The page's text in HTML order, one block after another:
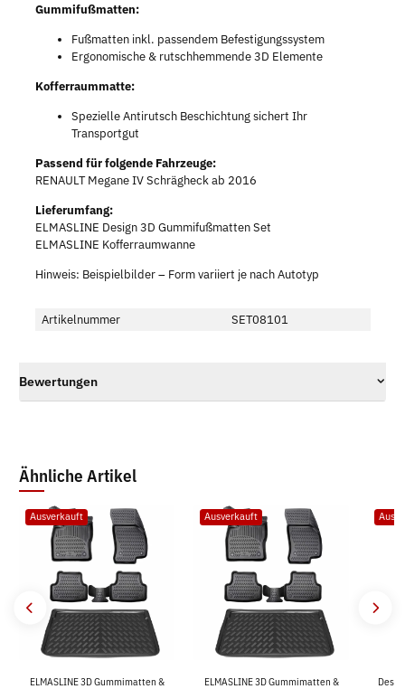
Gummifußmatten:
Fußmatten inkl. passendem Befestigungssystem
Ergonomische & rutschhemmende 3D Elemente
Kofferraummatte:
Spezielle Antirutsch Beschichtung sichert Ihr
Transportgut
Passend für folgende Fahrzeuge:
RENAULT Megane IV Schrägheck ab 2016
Lieferumfang:
ELMASLINE Design 3D Gummifußmatten Set
ELMASLINE Kofferraumwanne
Hinweis: Beispielbilder – Form variiert je nach Autotyp
Artikelnummer SET08101
Bewertungen
Ähnliche Artikel
Ausverkauft
ELMASLINE 3D Gummimatten &
Ausverkauft
ELMASLINE 3D Gummimatten &